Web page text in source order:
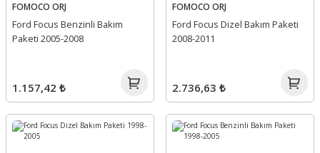
FOMOCO ORJ
Ford Focus Benzinli Bakım
Paketi 2005-2008
1.157,42 ₺
FOMOCO ORJ
Ford Focus Dizel Bakım Paketi
2008-2011
2.736,63 ₺